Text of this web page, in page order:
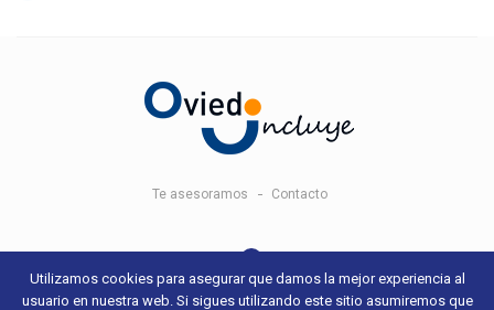
Te asesoramos Contacto
© 2018 Oviedo Incluye - Aviso legal y condiciones de uso- Sitio web
Utilizamos cookies para asegurar que damos la mejor experiencia al
usuario en nuestra web. Si sigues utilizando este sitio asumiremos que